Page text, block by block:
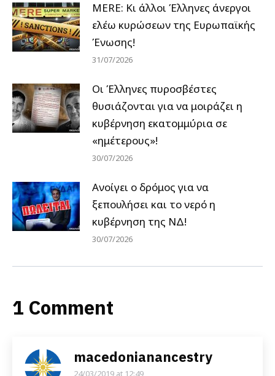
MERE: Κι άλλοι Έλληνες άνεργοι
ελέω κυρώσεων της Ευρωπαϊκής
Ένωσης!
31/07/2026
Οι Έλληνες πυροσβέστες
θυσιάζονται για να μοιράζει η
κυβέρνηση εκατομμύρια σε
«ημέτερους»!
30/07/2026
Ανοίγει ο δρόμος για να
ξεπουλήσει και το νερό η
κυβέρνηση της ΝΔ!
30/07/2026
1 Comment
macedonianancestry
24/03/2019 at 12:49